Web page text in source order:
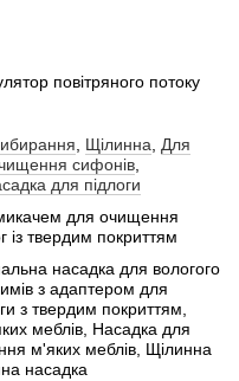
повітряного потоку
, Щілинна, Для
сифонів,
для підлоги
для очищення
із твердим покриттям
насадка для вологого
з адаптером для
з твердим покриттям,
меблів, Насадка для
м'яких меблів, Щілинна
насадка